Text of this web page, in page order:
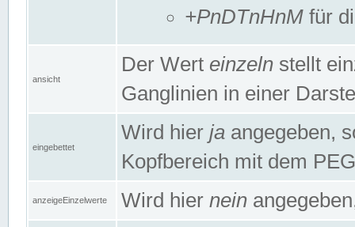
+PnDTnHnM für
ansicht
Der Wert einzeln stellt
Ganglinien in einer
eingebettet
Wird hier ja angegeben,
Kopfbereich mit dem
anzeigeEinzelwerte Wird hier nein